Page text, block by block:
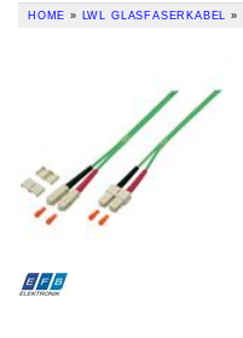
HOME » LWL GLASFASERKABEL »